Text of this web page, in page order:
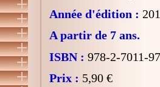
Année d'édition :
A partir de 7 ans.
ISBN : 978-2-7011-
Prix : 5,90 €